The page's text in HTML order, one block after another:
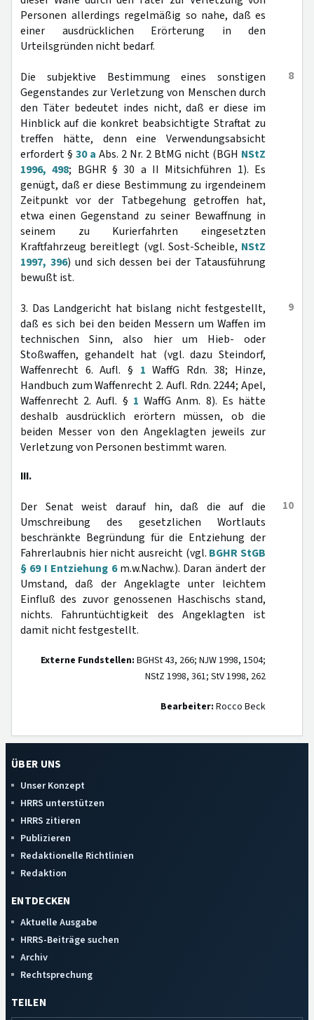
Personen allerdings regelmäßig so nahe, daß es
einer ausdrücklichen Erörterung in den
Urteilsgründen nicht bedarf.
8
Die subjektive Bestimmung eines sonstigen
Gegenstandes zur Verletzung von Menschen durch
den Täter bedeutet indes nicht, daß er diese im
Hinblick auf die konkret beabsichtigte Straftat zu
treffen hätte, denn eine Verwendungsabsicht
erfordert § 30 a Abs. 2 Nr. 2 BtMG nicht (BGH NStZ
1996, 498; BGHR § 30 a II Mitsichführen 1). Es
genügt, daß er diese Bestimmung zu irgendeinem
Zeitpunkt vor der Tatbegehung getroffen hat,
etwa einen Gegenstand zu seiner Bewaffnung in
seinem zu Kurierfahrten eingesetzten
Kraftfahrzeug bereitlegt (vgl. Sost-Scheible, NStZ
1997, 396) und sich dessen bei der Tatausführung
bewußt ist.
9
3. Das Landgericht hat bislang nicht festgestellt,
daß es sich bei den beiden Messern um Waffen im
technischen Sinn, also hier um Hieb- oder
Stoßwaffen, gehandelt hat (vgl. dazu Steindorf,
Waffenrecht 6. Aufl. § 1 WaffG Rdn. 38; Hinze,
Handbuch zum Waffenrecht 2. Aufl. Rdn. 2244; Apel,
Waffenrecht 2. Aufl. § 1 WaffG Anm. 8). Es hätte
deshalb ausdrücklich erörtern müssen, ob die
beiden Messer von den Angeklagten jeweils zur
Verletzung von Personen bestimmt waren.
III.
10
Der Senat weist darauf hin, daß die auf die
Umschreibung des gesetzlichen Wortlauts
beschränkte Begründung für die Entziehung der
Fahrerlaubnis hier nicht ausreicht (vgl. BGHR StGB
§ 69 I Entziehung 6m.w.Nachw.). Daran ändert der
Umstand, daß der Angeklagte unter leichtem
Einfluß des zuvor genossenen Haschischs stand,
nichts. Fahruntüchtigkeit des Angeklagten ist
damit nicht festgestellt.
Externe Fundstellen: BGHSt 43, 266; NJW 1998, 1504;
NStZ 1998, 361; StV 1998, 262
Bearbeiter: Rocco Beck
ÜBER UNS
Unser Konzept
HRRS unterstützen
HRRS zitieren
Publizieren
Redaktionelle Richtlinien
Redaktion
ENTDECKEN
Aktuelle Ausgabe
HRRS-Beiträge suchen
Archiv
Rechtsprechung
TEILEN